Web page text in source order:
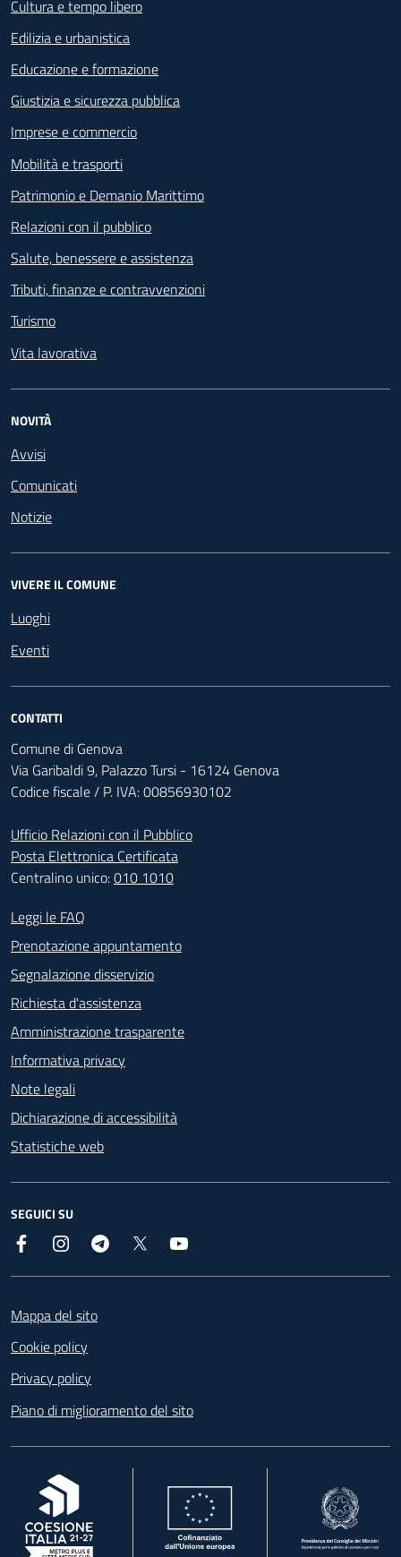
Cultura e tempo libero
Edilizia e urbanistica
Educazione e formazione
Giustizia e sicurezza pubblica
Imprese e commercio
Mobilità e trasporti
Patrimonio e Demanio Marittimo
Relazioni con il pubblico
Salute, benessere e assistenza
Tributi, finanze e contravvenzioni
Turismo
Vita lavorativa
NOVITÀ
Avvisi
Comunicati
Notizie
VIVERE IL COMUNE
Luoghi
Eventi
CONTATTI
Comune di Genova
Via Garibaldi 9, Palazzo Tursi - 16124 Genova
Codice fiscale / P. IVA: 00856930102
Ufficio Relazioni con il Pubblico
Posta Elettronica Certificata
Centralino unico:010 1010
Footer - Contatti
Leggi le FAQ
Prenotazione appuntamento
Segnalazione disservizio
Richiesta d'assistenza
Amministrazione trasparente
Informativa privacy
Note legali
Dichiarazione di accessibilità
Statistiche web
SEGUICI SU
Facebook InstagramTelegram
Mappa del sito
Cookie policy
Privacy policy
Piano di miglioramento del sito
, apre in una nuova scheda